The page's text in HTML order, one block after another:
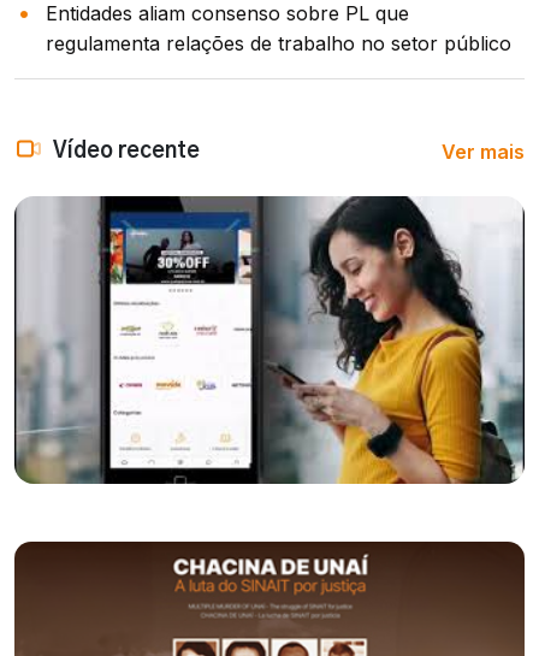
Entidades aliam consenso sobre PL que
regulamenta relações de trabalho no setor público
Vídeo recente Ver mais